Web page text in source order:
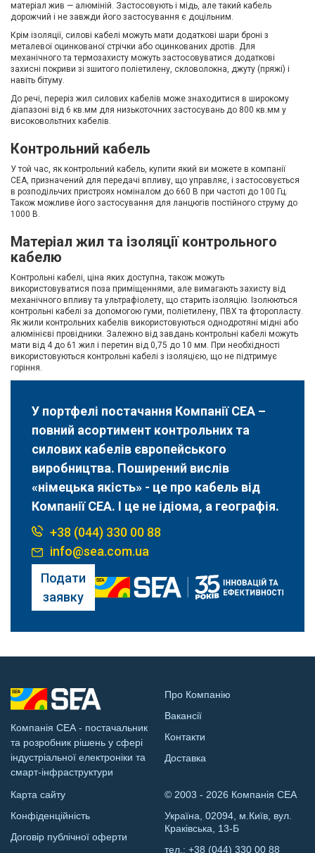
матеріал жив — алюміній. Застосовують і мідь, але такий кабель
дорожчий і не завжди його застосування є доцільним.
Крім ізоляції, силові кабелі можуть мати додаткові шари броні з
металевої оцинкованої стрічки або оцинкованих дротів. Для
механічного та термозахисту можуть застосовуватися додаткові
захисні покриви зі зшитого поліетилену, скловолокна, джуту (пряжі) і
навіть бітуму.
До речі, переріз жил силових кабелів може знаходитися в широкому
діапазоні від 6 кв.мм для низькоточних застосувань до 800 кв.мм у
високовольтних кабелів.
Контрольний кабель
У той час, як контрольний кабель, купити який ви можете в компанії
СЕА, призначений для передачі впливу, що управляє, і застосовується
в розподільчих пристроях номіналом до 660 В при частоті до 100 Гц.
Також можливе його застосування для ланцюгів постійного струму до
1000 В.
Матеріал жил та ізоляції контрольного
кабелю
Контрольні кабелі, ціна яких доступна, також можуть
використовуватися поза приміщеннями, але вимагають захисту від
механічного впливу та ультрафіолету, що старить ізоляцію. Ізолюються
контрольні кабелі за допомогою гуми, поліетилену, ПВХ та фторопласту.
Як жили контрольних кабелів використовуються однодротяні мідні або
алюмінієві провідники. Залежно від завдань контрольні кабелі можуть
мати від 4 до 61 жил і перетин від 0,75 до 10 мм. При необхідності
використовуються контрольні кабелі з ізоляцією, що не підтримує
горіння.
У портфелі постачання Компанії СЕА –
повний асортимент контрольних та
силових кабелів європейського
виробництва. Поширений вислів
«німецька якість» - це про кабель від
Компанії СЕА. І це не ідіома, а географія.
+38 (044) 330 00 88
info@sea.com.ua
Подати
заявку
Компанія СЕА - постачальник
та розробник рішень у сфері
індустріальної електроніки та
смарт-інфраструктури
Про Компанію
Вакансії
Контакти
Доставка
Карта сайту
Конфіденційність
Договір публічної оферти
© 2003 - 2026 Компанія СЕА
Україна, 02094, м.Київ, вул.
Краківська, 13-Б
тел.: +38 (044) 330 00 88